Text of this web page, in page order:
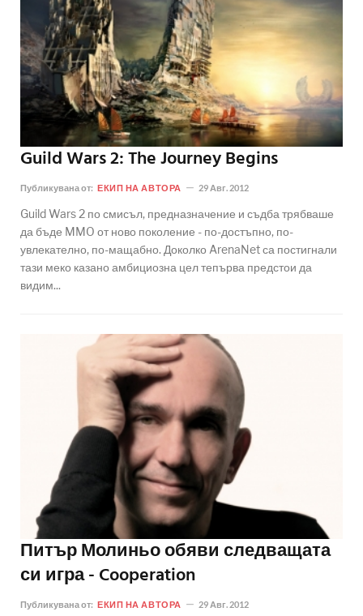
Guild Wars 2: The Journey Begins
Публикувана от: ЕКИП НА АВТОРА 29 Авг. 2012
Guild Wars 2 по смисъл, предназначение и съдба трябваше
да бъде MMO от ново поколение - по-достъпно, по-
увлекателно, по-мащабно. Доколко ArenaNet са постигнали
тази меко казано амбициозна цел тепърва предстои да
видим...
Питър Молиньо обяви следващата
си игра - Cooperation
Публикувана от: ЕКИП НА АВТОРА 29 Авг. 2012